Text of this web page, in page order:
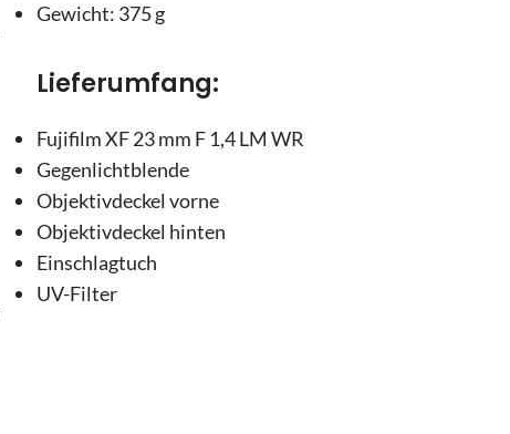
Gewicht: 375 g
Lieferumfang:
Fujifilm XF 23 mm F 1,4 LM WR
Gegenlichtblende
Objektivdeckel vorne
Objektivdeckel hinten
Einschlagtuch
UV-Filter